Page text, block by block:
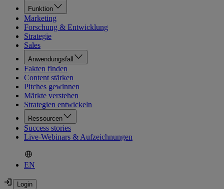
Funktion
Marketing
Forschung & Entwicklung
Strategie
Sales
Anwendungsfall
Fakten finden
Content stärken
Pitches gewinnen
Märkte verstehen
Strategien entwickeln
Ressourcen
Success stories
Live-Webinars & Aufzeichnungen
EN